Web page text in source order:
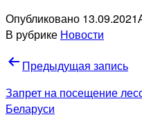
Опубликовано 13.09.2021
В рубрике Новости
Навигация
по
записям
Предыдущая запись
Запрет на посещение
Беларуси